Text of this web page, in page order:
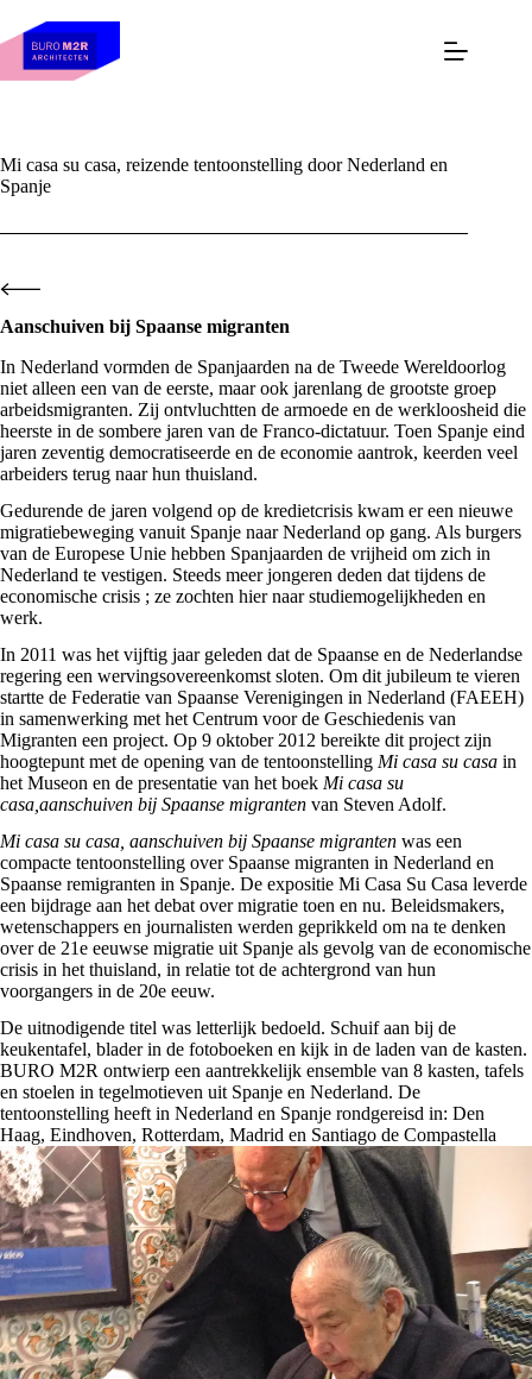
content
Mi casa su casa, reizende tentoonstelling door Nederland en
Spanje
Aanschuiven bij Spaanse migranten
In Nederland vormden de Spanjaarden na de Tweede Wereldoorlog
niet alleen een van de eerste, maar ook jarenlang de grootste groep
arbeidsmigranten. Zij ontvluchtten de armoede en de werkloosheid die
heerste in de sombere jaren van de Franco-dictatuur. Toen Spanje eind
jaren zeventig democratiseerde en de economie aantrok, keerden veel
arbeiders terug naar hun thuisland.
Gedurende de jaren volgend op de kredietcrisis kwam er een nieuwe
migratiebeweging vanuit Spanje naar Nederland op gang. Als burgers
van de Europese Unie hebben Spanjaarden de vrijheid om zich in
Nederland te vestigen. Steeds meer jongeren deden dat tijdens de
economische crisis ; ze zochten hier naar studiemogelijkheden en
werk.
In 2011 was het vijftig jaar geleden dat de Spaanse en de Nederlandse
regering een wervingsovereenkomst sloten. Om dit jubileum te vieren
startte de Federatie van Spaanse Verenigingen in Nederland (FAEEH)
in samenwerking met het Centrum voor de Geschiedenis van
Migranten een project. Op 9 oktober 2012 bereikte dit project zijn
hoogtepunt met de opening van de tentoonstelling Mi casa su casa in
het Museon en de presentatie van het boek Mi casa su
casa,aanschuiven bij Spaanse migranten van Steven Adolf.
Mi casa su casa, aanschuiven bij Spaanse migranten was een
compacte tentoonstelling over Spaanse migranten in Nederland en
Spaanse remigranten in Spanje. De expositie Mi Casa Su Casa leverde
een bijdrage aan het debat over migratie toen en nu. Beleidsmakers,
wetenschappers en journalisten werden geprikkeld om na te denken
over de 21e eeuwse migratie uit Spanje als gevolg van de economische
crisis in het thuisland, in relatie tot de achtergrond van hun
voorgangers in de 20e eeuw.
De uitnodigende titel was letterlijk bedoeld. Schuif aan bij de
keukentafel, blader in de fotoboeken en kijk in de laden van de kasten.
BURO M2R ontwierp een aantrekkelijk ensemble van 8 kasten, tafels
en stoelen in tegelmotieven uit Spanje en Nederland. De
tentoonstelling heeft in Nederland en Spanje rondgereisd in: Den
Haag, Eindhoven, Rotterdam, Madrid en Santiago de Compastella